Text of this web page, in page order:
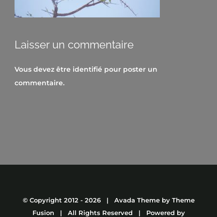
Laisser un commentaire
Vous devez être identifié pour poster un
commentaire.
© Copyright 2012 - 2026 | Avada Theme by Theme
Fusion | All Rights Reserved | Powered by